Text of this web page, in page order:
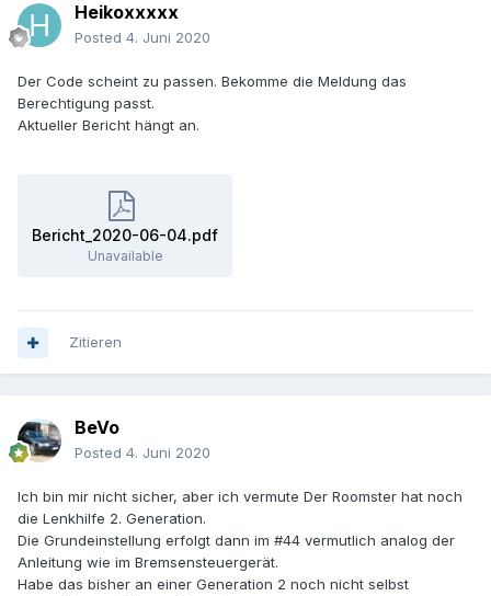
Heikoxxxxx
Posted 4. Juni 2020
Der Code scheint zu passen. Bekomme die Meldung das
Berechtigung passt.
Aktueller Bericht hängt an.
Bericht_2020-06-04.pdf
Unavailable
Zitieren
BeVo
Posted 4. Juni 2020
Ich bin mir nicht sicher, aber ich vermute Der Roomster hat noch
die Lenkhilfe 2. Generation.
Die Grundeinstellung erfolgt dann im #44 vermutlich analog der
Anleitung wie im Bremsensteuergerät.
Habe das bisher an einer Generation 2 noch nicht selbst